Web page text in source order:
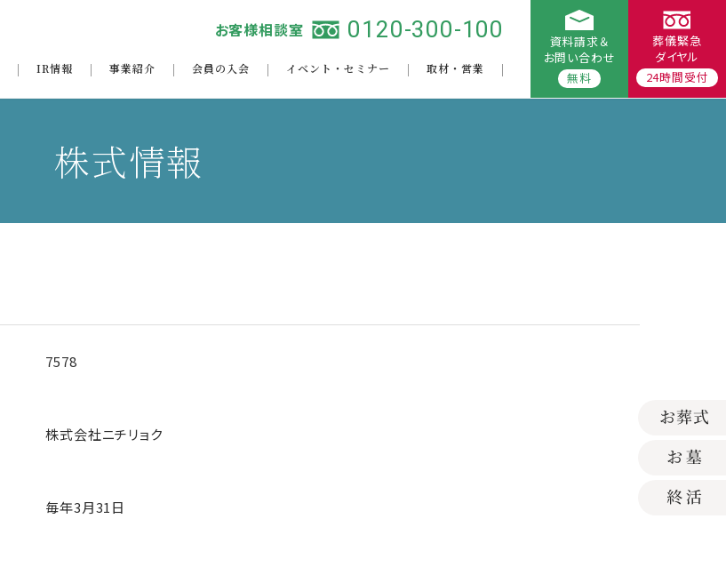
お客様相談室 0120-300-100
IR情報 事業紹介 会員の入会 イベント・セミナー 取材・営業
資料請求＆
お問い合わせ
無料
葬儀緊急
ダイヤル
24時間受付
株式情報
7578
株式会社ニチリョク
毎年3月31日